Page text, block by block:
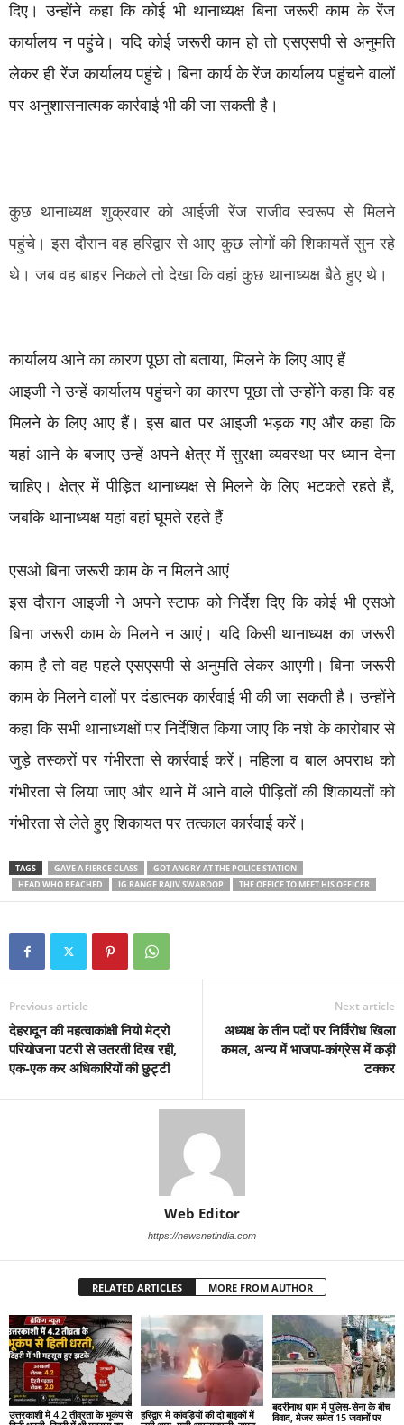
दिए। उन्होंने कहा कि कोई भी थानाध्यक्ष बिना जरूरी काम के रेंज
कार्यालय न पहुंचे। यदि कोई जरूरी काम हो तो एसएसपी से अनुमति
लेकर ही रेंज कार्यालय पहुंचे। बिना कार्य के रेंज कार्यालय पहुंचने वालों
पर अनुशासनात्मक कार्रवाई भी की जा सकती है।
कुछ थानाध्यक्ष शुक्रवार को आईजी रेंज राजीव स्वरूप से मिलने
पहुंचे। इस दौरान वह हरिद्वार से आए कुछ लोगों की शिकायतें सुन रहे
थे। जब वह बाहर निकले तो देखा कि वहां कुछ थानाध्यक्ष बैठे हुए थे।
कार्यालय आने का कारण पूछा तो बताया, मिलने के लिए आए हैं
आइजी ने उन्हें कार्यालय पहुंचने का कारण पूछा तो उन्होंने कहा कि वह
मिलने के लिए आए हैं। इस बात पर आइजी भड़क गए और कहा कि
यहां आने के बजाए उन्हें अपने क्षेत्र में सुरक्षा व्यवस्था पर ध्यान देना
चाहिए। क्षेत्र में पीड़ित थानाध्यक्ष से मिलने के लिए भटकते रहते हैं,
जबकि थानाध्यक्ष यहां वहां घूमते रहते हैं
एसओ बिना जरूरी काम के न मिलने आएं
इस दौरान आइजी ने अपने स्टाफ को निर्देश दिए कि कोई भी एसओ
बिना जरूरी काम के मिलने न आएं। यदि किसी थानाध्यक्ष का जरूरी
काम है तो वह पहले एसएसपी से अनुमति लेकर आएगी। बिना जरूरी
काम के मिलने वालों पर दंडात्मक कार्रवाई भी की जा सकती है। उन्होंने
कहा कि सभी थानाध्यक्षों पर निर्देशित किया जाए कि नशे के कारोबार से
जुड़े तस्करों पर गंभीरता से कार्रवाई करें। महिला व बाल अपराध को
गंभीरता से लिया जाए और थाने में आने वाले पीड़ितों की शिकायतों को
गंभीरता से लेते हुए शिकायत पर तत्काल कार्रवाई करें।
TAGS GAVE A FIERCE CLASS
GOT ANGRY AT THE POLICE STATION
HEAD WHO REACHED
IG RANGE RAJIV SWAROOP THE OFFICE TO MEET HIS OFFICER
Previous article
देहरादून की महत्वाकांक्षी नियो मेट्रो
परियोजना पटरी से उतरती दिख रही,
एक-एक कर अधिकारियों की छुट्टी
Next article
अध्यक्ष के तीन पदों पर निर्विरोध खिला
कमल, अन्‍य में भाजपा-कांग्रेस में कड़ी
टक्कर
Web Editor
https://newsnetindia.com
RELATED ARTICLES MORE FROM AUTHOR
उत्तरकाशी में 4.2 तीव्रता के भूकंप से
हरिद्वार में कांवड़ियों की दो बाइकों में
बदरीनाथ धाम में पुलिस-सेना के बीच
विवाद, मेजर समेत 15 जवानों पर